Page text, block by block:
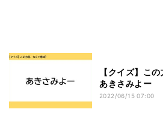
【クイズ】こ
あきさみよー
2022/06/15 07:00